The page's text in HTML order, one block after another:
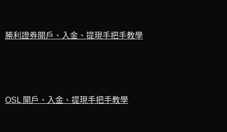
勝利證券開戶、入金、提現手把手教學
OSL 開戶、入金、提現手把手教學